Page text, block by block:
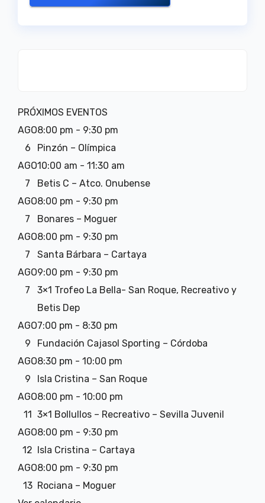
PRÓXIMOS EVENTOS
AGO
6
8:00 pm - 9:30 pm
Pinzón – Olímpica
AGO
7
10:00 am - 11:30 am
Betis C – Atco. Onubense
AGO
7
8:00 pm - 9:30 pm
Bonares – Moguer
AGO
7
8:00 pm - 9:30 pm
Santa Bárbara – Cartaya
AGO
7
9:00 pm - 9:30 pm
3×1 Trofeo La Bella- San Roque, Recreativo y
Betis Dep
AGO
9
7:00 pm - 8:30 pm
Fundación Cajasol Sporting – Córdoba
AGO
9
8:30 pm - 10:00 pm
Isla Cristina – San Roque
AGO
11
8:00 pm - 10:00 pm
3×1 Bollullos – Recreativo – Sevilla Juvenil
AGO
12
8:00 pm - 9:30 pm
Isla Cristina – Cartaya
AGO
13
8:00 pm - 9:30 pm
Rociana – Moguer